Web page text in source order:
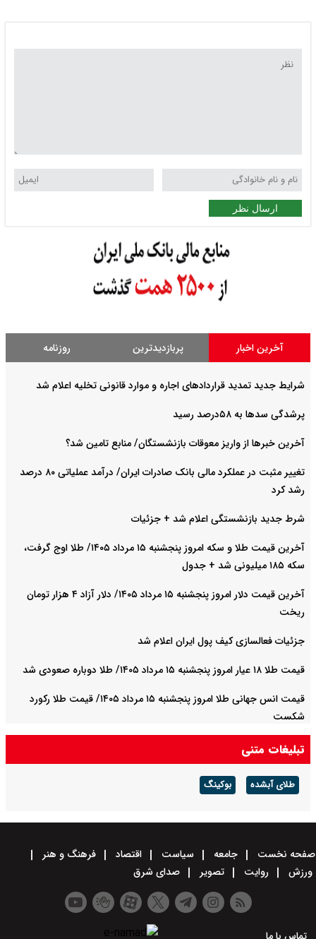
ارسال نظر
آخرین اخبار پربازدیدترین روزنامه
شرایط جدید تمدید قراردادهای اجاره و موارد قانونی تخلیه اعلام شد
پرشدگی سدها به ۵۸درصد رسید
آخرین خبرها از واریز معوقات بازنشستگان/ منابع تامین شد؟
تغییر مثبت در عملکرد مالی بانک صادرات ایران/ درآمد عملیاتی ۸۰ درصد
رشد کرد
شرط جدید بازنشستگی اعلام شد + جزئیات
آخرین قیمت طلا و سکه امروز پنجشنبه ۱۵ مرداد ۱۴۰۵/ طلا اوج گرفت،
سکه ۱۸۵ میلیونی شد + جدول
آخرین قیمت دلار امروز پنجشنبه ۱۵ مرداد ۱۴۰۵/ دلار آزاد ۴ هزار تومان
ریخت
جزئیات فعالسازی کیف پول ایران اعلام شد
قیمت طلا ۱۸ عیار امروز پنجشنبه ۱۵ مرداد ۱۴۰۵/ طلا دوباره صعودی شد
قیمت انس جهانی طلا امروز پنجشنبه ۱۵ مرداد ۱۴۰۵/ قیمت طلا رکورد
شکست
تبلیغات متنی
طلای آبشده بوکینگ
صفحه نخست جامعه سیاست اقتصاد
فرهنگ و هنر
ورزش
روایت تصویر صدای شرق